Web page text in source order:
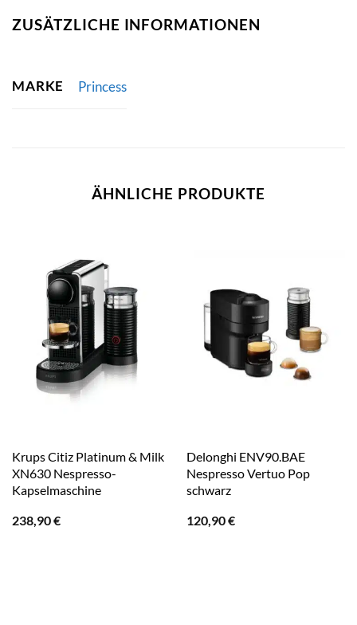
ZUSÄTZLICHE INFORMATIONEN
MARKE Princess
ÄHNLICHE PRODUKTE
Krups Citiz Platinum & Milk
XN630 Nespresso-
Kapselmaschine
238,90€
Delonghi ENV90.BAE
Nespresso Vertuo Pop
schwarz
120,90€